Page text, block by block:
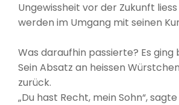
Ungewissheit vor der Zukunft
werden im Umgang mit seinen
Was daraufhin passierte? Es ging
Sein Absatz an heissen
zurück.
„Du hast Recht, mein Sohn“,